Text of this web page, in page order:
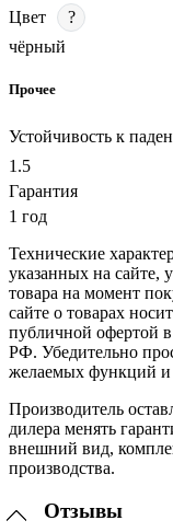
Цвет
?
чёрный
Прочее
Устойчивость к
1.5
Гарантия
1 год
Технические
указанных на сайте,
товара на момент
сайте о товарах
публичной офертой
РФ. Убедительно
желаемых функций и
Производитель
дилера менять
внешний вид,
производства.
Отзывы